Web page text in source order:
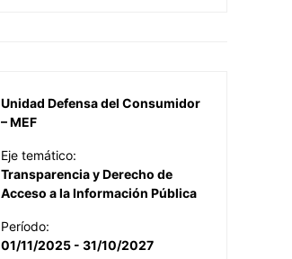
Unidad Defensa del Consumidor
– MEF
Eje temático:
Transparencia y Derecho de
Acceso a la Información Pública
Período:
01/11/2025 - 31/10/2027